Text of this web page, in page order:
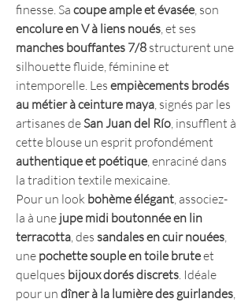
finesse. Sa coupe ample et évasée, son
encolure en V à liens noués, et ses
manches bouffantes 7/8 structurent une
silhouette fluide, féminine et
intemporelle. Les empiècements brodés
au métier à ceinture maya, signés par les
artisanes de San Juan del Río, insufflent à
cette blouse un esprit profondément
authentique et poétique, enraciné dans
la tradition textile mexicaine.
Pour un look bohème élégant, associez-
la à une jupe midi boutonnée en lin
terracotta, des sandales en cuir nouées,
une pochette souple en toile bruteet
quelques bijoux dorés discrets. Idéale
pour un dîner à la lumière des guirlandes,